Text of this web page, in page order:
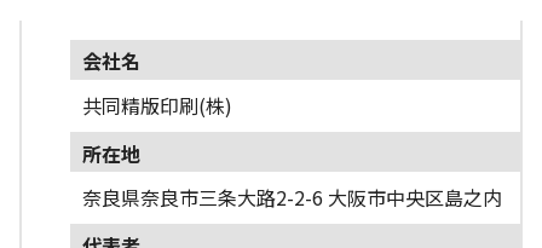
会社名
共同精版印刷(株)
所在地
奈良県奈良市三条大路2-2-6 大阪市中央区島之内